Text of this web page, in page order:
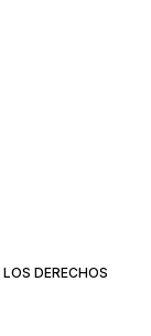
DERECHOS